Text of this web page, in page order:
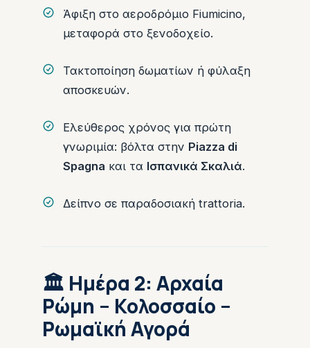
Άφιξη στο αεροδρόμιο Fiumicino,
μεταφορά στο ξενοδοχείο.
Τακτοποίηση δωματίων ή φύλαξη
αποσκευών.
Ελεύθερος χρόνος για πρώτη
γνωριμία: βόλτα στην Piazza di
Spagna και τα Ισπανικά Σκαλιά.
Δείπνο σε παραδοσιακή trattoria.
🏛 Ημέρα 2: Αρχαία
Ρώμη – Κολοσσαίο –
Ρωμαϊκή Αγορά